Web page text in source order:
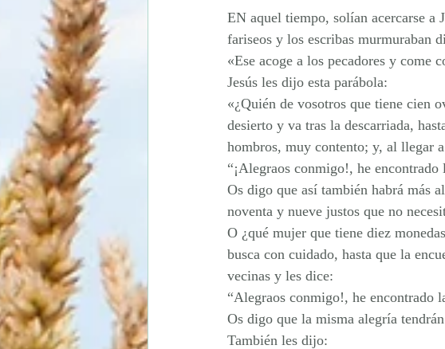
EN aquel tiempo, solían acercarse a
fariseos y los escribas murmuraban
«Ese acoge a los pecadores y come
Jesús les dijo esta parábola:
«¿Quién de vosotros que tiene cien
desierto y va tras la descarriada,
hombros, muy contento; y, al llegar
“¡Alegraos conmigo!, he
Os digo que así también habrá más
noventa y nueve justos que no
O ¿qué mujer que tiene diez
busca con cuidado, hasta que la
vecinas y les dice:
“Alegraos conmigo!, he encontrado
Os digo que la misma alegría
También les dijo: